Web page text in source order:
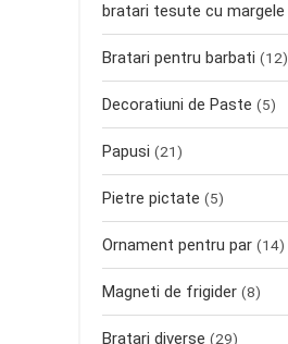
bratari tesute cu margele
Bratari pentru barbati (12)
Decoratiuni de Paste (5)
Papusi (21)
Pietre pictate (5)
Ornament pentru par (14)
Magneti de frigider (8)
Bratari diverse (29)